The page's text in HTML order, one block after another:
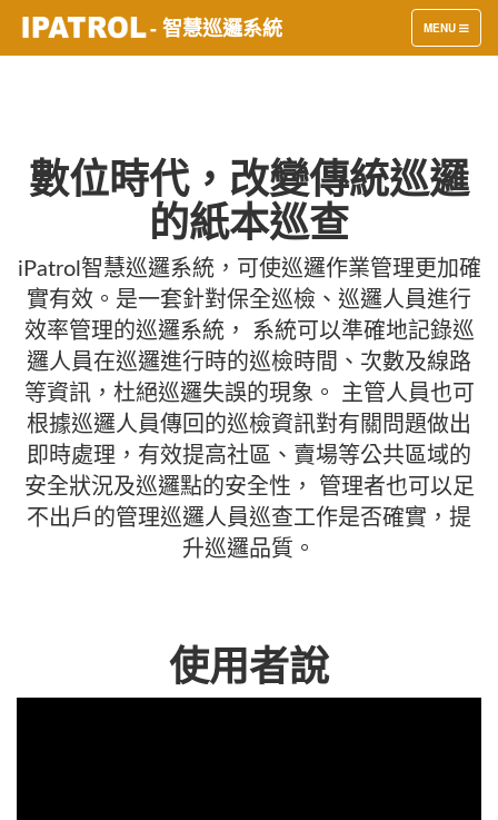
TOGGLE
NAVIGATION
MENU
- 智慧巡邏系統
數位時代，改變傳統巡邏
的紙本巡查
iPatrol智慧巡邏系統，可使巡邏作業管理更加確
實有效。是一套針對保全巡檢、巡邏人員進行
效率管理的巡邏系統， 系統可以準確地記錄巡
邏人員在巡邏進行時的巡檢時間、次數及線路
等資訊，杜絕巡邏失誤的現象。 主管人員也可
根據巡邏人員傳回的巡檢資訊對有關問題做出
即時處理，有效提高社區、賣場等公共區域的
安全狀況及巡邏點的安全性， 管理者也可以足
不出戶的管理巡邏人員巡查工作是否確實，提
升巡邏品質。
使用者說